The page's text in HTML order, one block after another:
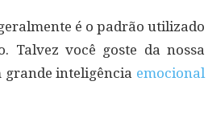
é o padrão utilizado
Talvez você goste da nossa
grande inteligência emocional